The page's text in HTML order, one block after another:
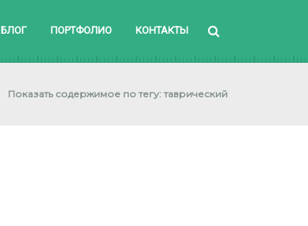
БЛОГ ПОРТФОЛИО КОНТАКТЫ
Показать содержимое по тегу: таврический